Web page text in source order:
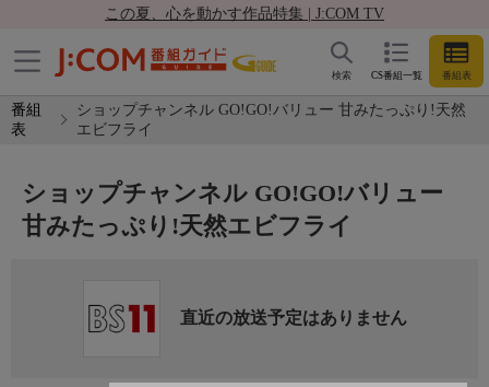
この夏、心を動かす作品特集 | J:COM TV
CS番組一覧 番組表
検索
番組
表
ショップチャンネル GO!GO!バリュー 甘みたっぷり!天然
エビフライ
ショップチャンネル GO!GO!バリュー
甘みたっぷり!天然エビフライ
直近の放送予定はありません